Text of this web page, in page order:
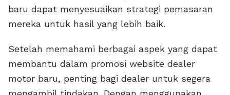
baru dapat menyesuaikan strategi pemasaran
mereka untuk hasil yang lebih baik.
Setelah memahami berbagai aspek yang dapat
membantu dalam promosi website dealer
motor baru, penting bagi dealer untuk segera